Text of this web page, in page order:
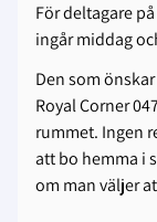
För deltagare
ingår middag
Den som
Royal Corner
rummet. Ingen
att bo hemma i
om man väljer